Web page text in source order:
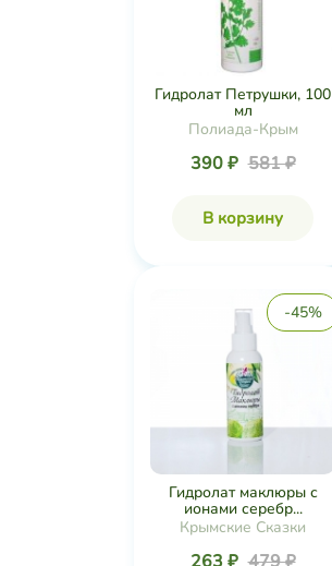
Гидролат Петрушки, 100
мл
Полиада-Крым
390 ₽ 581 ₽
В корзину
-45%
Гидролат маклюры с
ионами серебр...
Крымские Сказки